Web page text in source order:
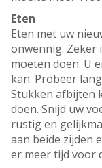
Eten
Eten met uw
onwennig. Zeker
moeten doen. U
kan. Probeer
Stukken afbijten
doen. Snijd uw
rustig en
aan beide zijden
er meer tijd voor